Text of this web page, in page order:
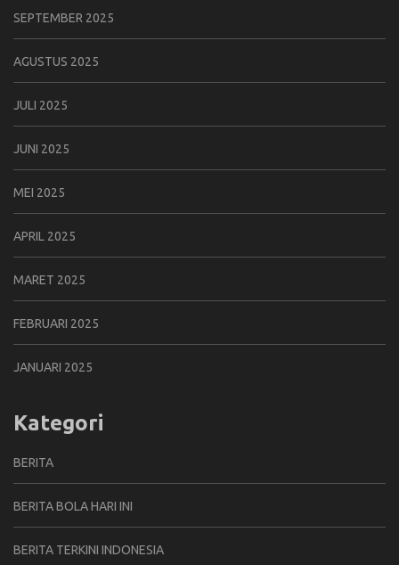
SEPTEMBER 2025
AGUSTUS 2025
JULI 2025
JUNI 2025
MEI 2025
APRIL 2025
MARET 2025
FEBRUARI 2025
JANUARI 2025
Kategori
BERITA
BERITA BOLA HARI INI
BERITA TERKINI INDONESIA